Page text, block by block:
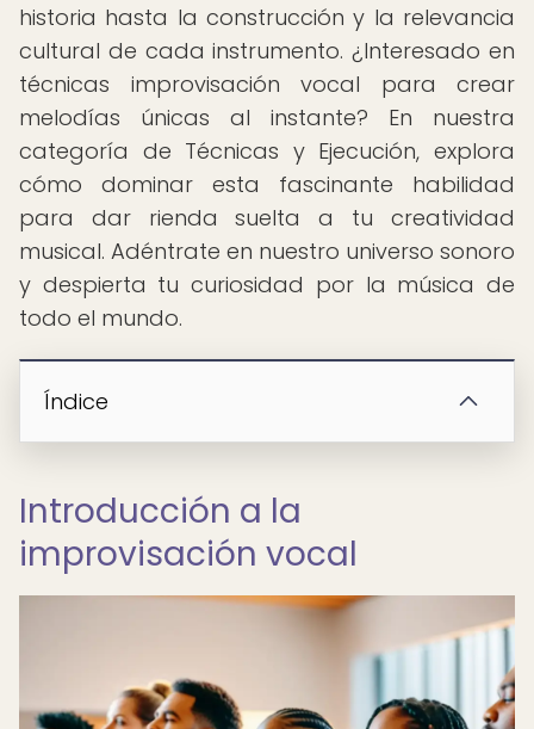
historia hasta la construcción y la relevancia
cultural de cada instrumento. ¿Interesado en
técnicas improvisación vocal para crear
melodías únicas al instante? En nuestra
categoría de Técnicas y Ejecución, explora
cómo dominar esta fascinante habilidad
para dar rienda suelta a tu creatividad
musical. Adéntrate en nuestro universo sonoro
y despierta tu curiosidad por la música de
todo el mundo.
Índice
Introducción a la
improvisación vocal